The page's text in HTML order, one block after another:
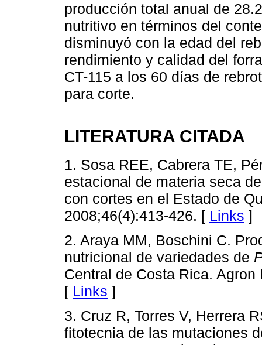
producción total anual de
nutritivo en términos del
disminuyó con la edad del
rendimiento y calidad del
CT-115 a los 60 días de
para corte.
LITERATURA CITADA
1. Sosa REE, Cabrera TE,
estacional de materia seca
con cortes en el Estado de
2008;46(4):413-426. [ Links ]
2. Araya MM, Boschini C.
nutricional de variedades de
Central de Costa Rica.
[ Links ]
3. Cruz R, Torres V, Herrera
fitotecnia de las mutaciones